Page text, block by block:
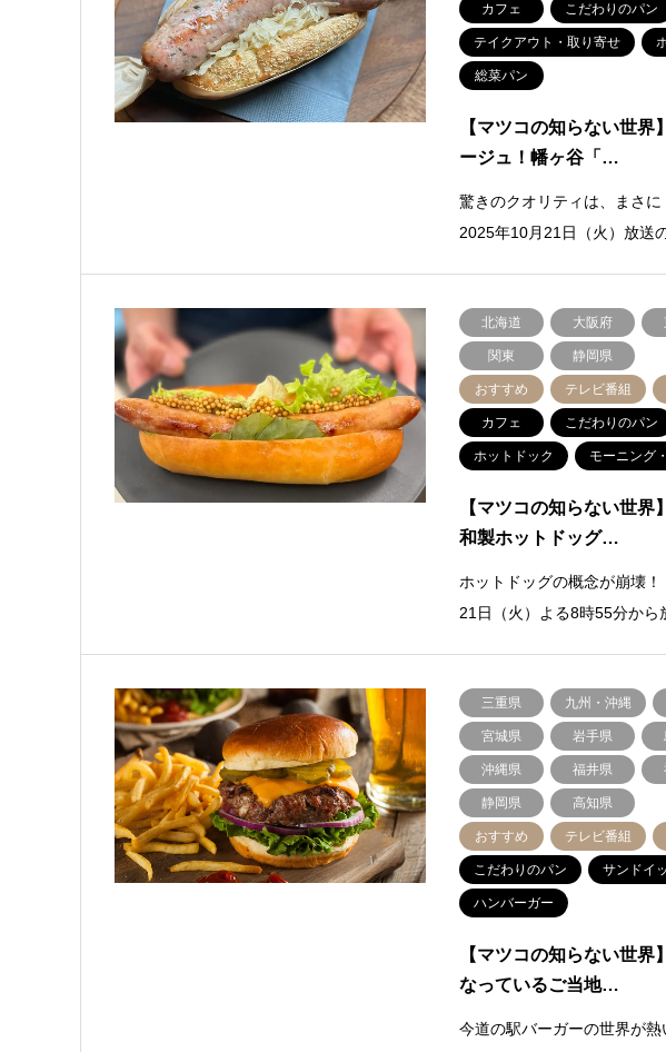
カフェ こだわりのパン
テイクアウト・取り寄せ
総菜パン
【マツコの知らない世
ージュ！幡ヶ谷「…
驚きのクオリティは、まさ
2025年10月21日（火）放送
北海道 大阪府
関東 静岡県
おすすめ テレビ番組
カフェ こだわりのパン
ホットドック モーニング
【マツコの知らない世
和製ホットドッグ…
ホットドッグの概念が崩壊
21日（火）よる8時55分から
三重県 九州・沖縄
宮城県 岩手県
沖縄県 福井県
静岡県 高知県
おすすめ テレビ番組
こだわりのパン サンドイ
ハンバーガー
【マツコの知らない世
なっているご当地…
今道の駅バーガーの世界が